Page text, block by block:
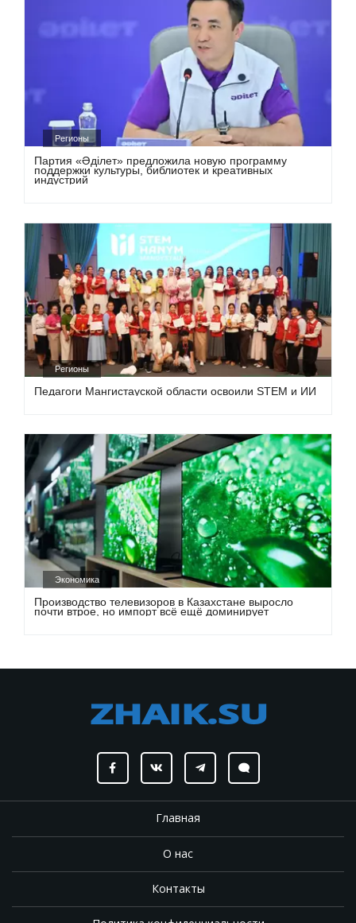
Регионы
Партия «Әділет» предложила новую программу
поддержки культуры, библиотек и креативных
индустрий
Регионы
Педагоги Мангистауской области освоили STEM и ИИ
Экономика
Производство телевизоров в Казахстане выросло
почти втрое, но импорт всё ещё доминирует
Главная
О нас
Контакты